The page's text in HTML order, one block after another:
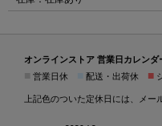
オンラインストア 営業日カレンダ
営業日休 配送・出荷休 ■
上記色のついた定休日には、メ